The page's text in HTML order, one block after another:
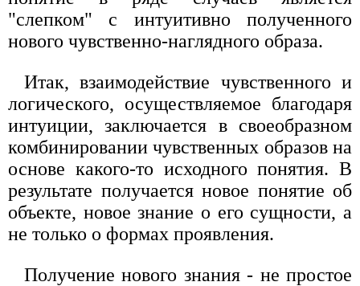
"слепком" с интуитивно полученного
нового чувственно-наглядного образа.
Итак, взаимодействие чувственного и
логического, осуществляемое благодаря
интуиции, заключается в своеобразном
комбинировании чувственных образов на
основе какого-то исходного понятия. В
результате получается новое понятие об
объекте, новое знание о его сущности, а
не только о формах проявления.
Получение нового знания - не простое